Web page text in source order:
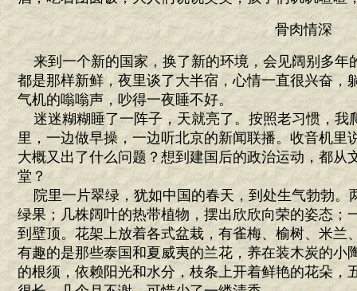
骨肉情深
来到一个新的国家，换了新的环境，会见阔别多年
都是那样新鲜，夜里谈了大半宿，心情一直很兴奋，
气机的嗡嗡声，吵得一夜睡不好。
迷迷糊糊睡了一阵子，天就亮了。按照老习惯，我
里，一边做早操，一边听北京的新闻联播。收音机里
大概又出了什么问题？想到建国后的政治运动，都从
堂？
院里一片翠绿，犹如中国的春天，到处生气勃勃。
绿果；几株阔叶的热带植物，摆出欣欣向荣的姿态；
到壁顶。花架上放着各式盆栽，有雀梅、榆树、米
有趣的是那些泰国和夏威夷的兰花，养在装木炭的小
的根须，依赖阳光和水分，枝条上开着鲜艳的花朵，